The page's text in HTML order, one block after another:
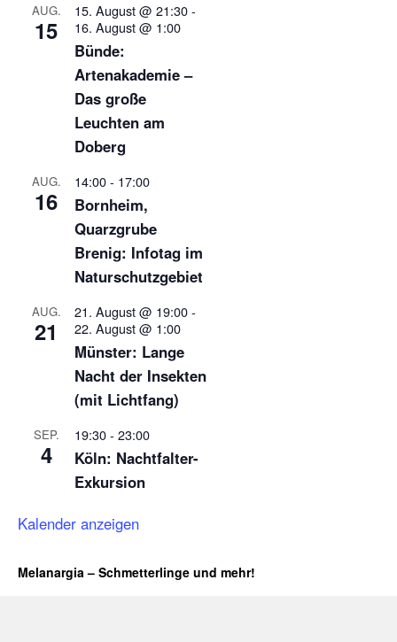
AUG.
15
15. August @ 21:30-
16. August @ 1:00
Bünde:
Artenakademie –
Das große
Leuchten am
Doberg
AUG.
16
14:00- 17:00
Bornheim,
Quarzgrube
Brenig: Infotag im
Naturschutzgebiet
AUG.
21
21. August @ 19:00-
22. August @ 1:00
Münster: Lange
Nacht der Insekten
(mit Lichtfang)
SEP.
4
19:30- 23:00
Köln: Nachtfalter-
Exkursion
Kalender anzeigen
Melanargia – Schmetterlinge und mehr!